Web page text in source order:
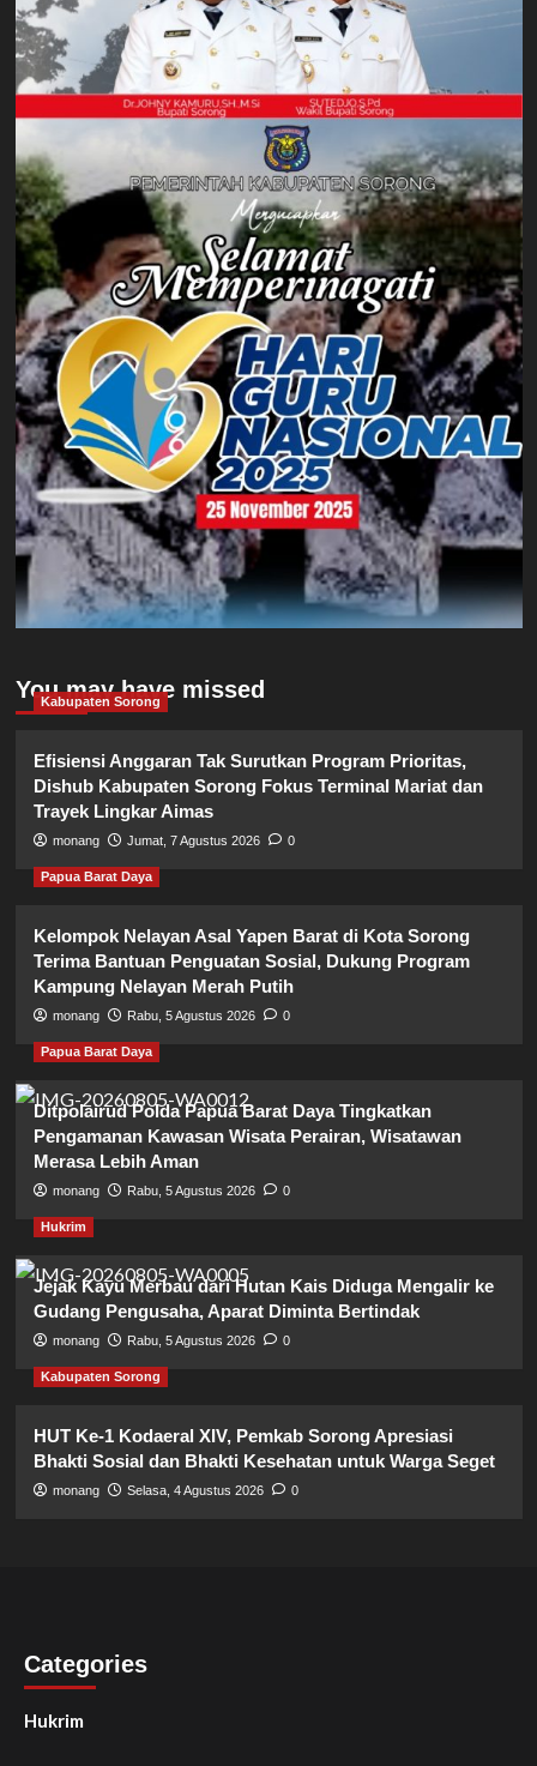
You may have missed
Kabupaten Sorong
Efisiensi Anggaran Tak Surutkan Program Prioritas,
Dishub Kabupaten Sorong Fokus Terminal Mariat dan
Trayek Lingkar Aimas
monang Jumat, 7 Agustus 2026 0
Papua Barat Daya
Kelompok Nelayan Asal Yapen Barat di Kota Sorong
Terima Bantuan Penguatan Sosial, Dukung Program
Kampung Nelayan Merah Putih
monang Rabu, 5 Agustus 2026 0
Papua Barat Daya
Ditpolairud Polda Papua Barat Daya Tingkatkan
Pengamanan Kawasan Wisata Perairan, Wisatawan
Merasa Lebih Aman
monang Rabu, 5 Agustus 2026 0
Hukrim
Jejak Kayu Merbau dari Hutan Kais Diduga Mengalir ke
Gudang Pengusaha, Aparat Diminta Bertindak
monang Rabu, 5 Agustus 2026 0
Kabupaten Sorong
HUT Ke-1 Kodaeral XIV, Pemkab Sorong Apresiasi
Bhakti Sosial dan Bhakti Kesehatan untuk Warga Seget
monang Selasa, 4 Agustus 2026 0
Categories
Hukrim